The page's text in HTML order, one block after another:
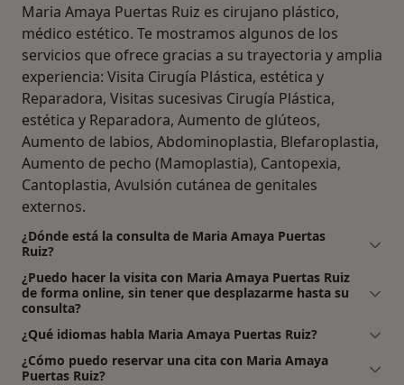
Maria Amaya Puertas Ruiz es cirujano plástico,
médico estético. Te mostramos algunos de los
servicios que ofrece gracias a su trayectoria y amplia
experiencia: Visita Cirugía Plástica, estética y
Reparadora, Visitas sucesivas Cirugía Plástica,
estética y Reparadora, Aumento de glúteos,
Aumento de labios, Abdominoplastia, Blefaroplastia,
Aumento de pecho (Mamoplastia), Cantopexia,
Cantoplastia, Avulsión cutánea de genitales
externos.
¿Dónde está la consulta de Maria Amaya Puertas
Ruiz?
¿Puedo hacer la visita con Maria Amaya Puertas Ruiz
de forma online, sin tener que desplazarme hasta su
consulta?
¿Qué idiomas habla Maria Amaya Puertas Ruiz?
¿Cómo puedo reservar una cita con Maria Amaya
Puertas Ruiz?